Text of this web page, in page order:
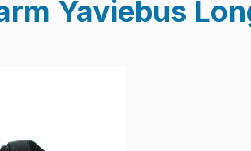
Yaviebus